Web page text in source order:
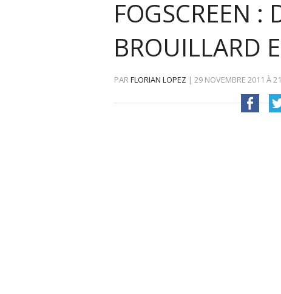
FOGSCREEN :
BROUILLARD
PARFLORIAN LOPEZ | 29 NOVEMBRE 2011 À